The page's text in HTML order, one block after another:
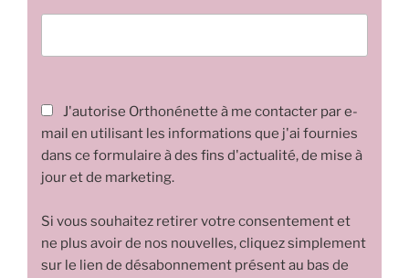
J'autorise Orthonénette à me contacter par e-
mail en utilisant les informations que j'ai fournies
dans ce formulaire à des fins d'actualité, de mise à
jour et de marketing.
Si vous souhaitez retirer votre consentement et
ne plus avoir de nos nouvelles, cliquez simplement
sur le lien de désabonnement présent au bas de